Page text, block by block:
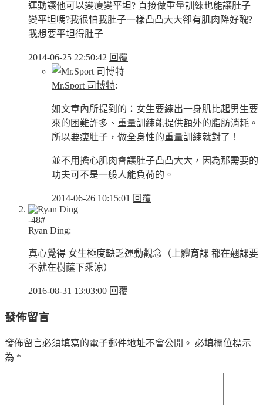
運動讓他可以變瘦變平坦? 直接做重量訓練也能讓肚子
變平坦嗎?我很怕我肚子一樣凸凸大大卻有肌肉降好醜?
我想要平坦得肚子
2014-06-25 22:50:42 回覆
Mr.Sport 司博特:
如文章內所提到的：女生要練出一身肌比起男生要
來的困難許多、重量訓練能提供額外的脂肪消耗。
所以要瘦肚子，做全身性的重量訓練就對了！
並不用擔心肌肉會讓肚子凸凸大大，因為那需要的
功夫可不是一般人能負荷的。
2014-06-26 10:15:01 回覆
-48#
Ryan Ding:
真心覺得 女生極度缺乏運動觀念（上體育課 都在翹課要
不就在樹蔭下乘涼）
2016-08-31 13:03:00 回覆
發佈留言
發佈留言必須填寫的電子郵件地址不會公開。 必填欄位標示
為 *